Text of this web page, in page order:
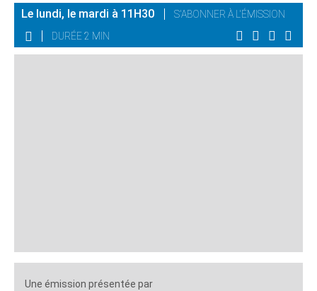
Le lundi, le mardi à 11H30
S'ABONNER À L'ÉMISSION
DURÉE 2 MIN
Une émission présentée par